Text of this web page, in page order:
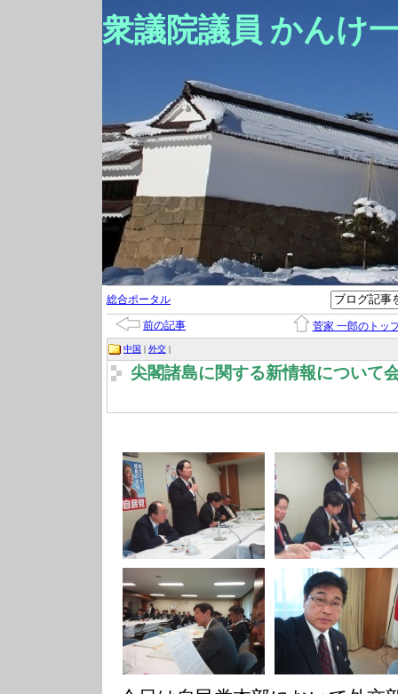
衆議院議員 かんけ
総合ポータル
前の記事 菅家 一郎のトッ
中国 | 外交 |
尖閣諸島に関する新情報について